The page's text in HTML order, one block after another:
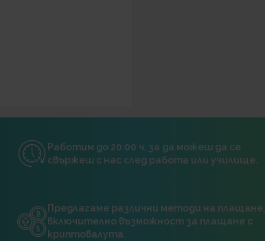
Работим до 20:00 ч, за да можеш да се
свържеш с нас след работа или училище.
Предлагаме различни методи на плащане,
включително възможност за плащане с
криптовалута.